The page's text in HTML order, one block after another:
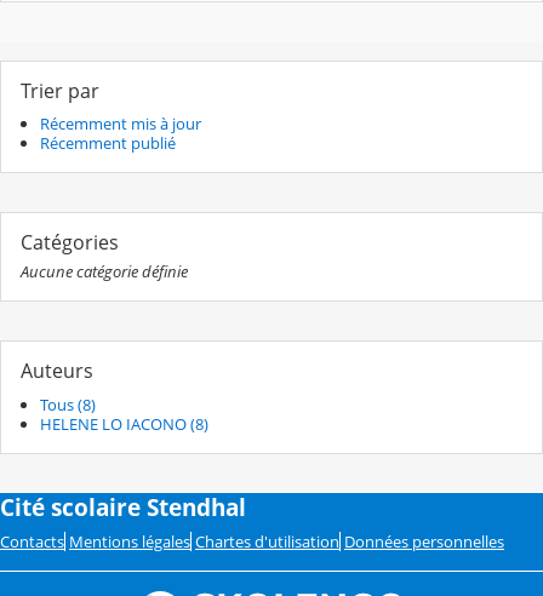
Trier par
Récemment mis à jour
Récemment publié
Catégories
Aucune catégorie définie
Auteurs
Tous (8)
HELENE LO IACONO (8)
Cité scolaire Stendhal
Contacts Mentions légales Chartes d'utilisation Données personnelles